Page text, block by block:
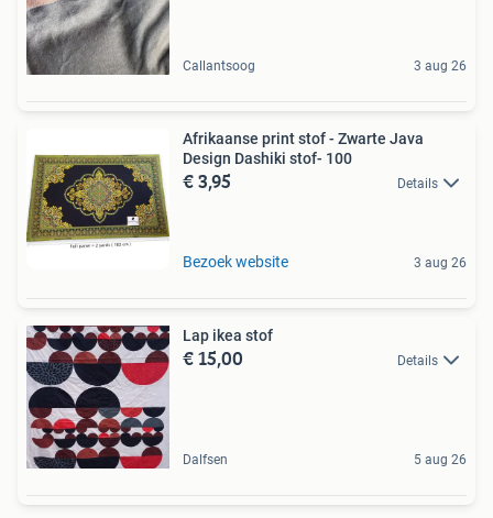
Callantsoog 3 aug 26
Afrikaanse print stof - Zwarte Java
Design Dashiki stof- 100
€ 3,95 Details
Bezoek website 3 aug 26
Lap ikea stof
€ 15,00 Details
Dalfsen 5 aug 26